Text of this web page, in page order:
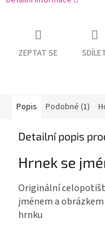
ZEPTAT SE
Popis Podobné (1)
Detailní popis
Hrnek se
Originální
jménem a obrázkem
hrnku